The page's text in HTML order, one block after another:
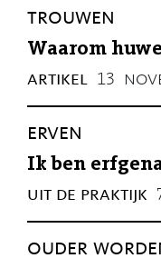
trouwen
Waarom
artikel 13
erven
Ik ben
uit de praktijk
ouder